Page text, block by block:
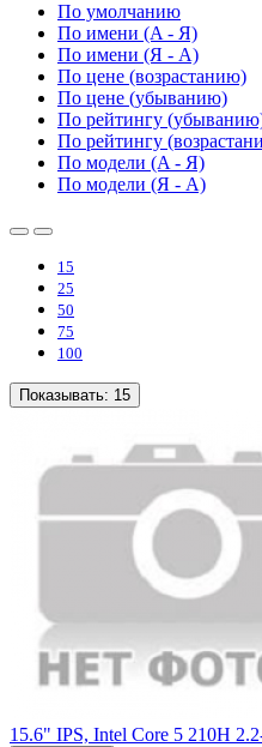
По умолчанию
По имени (A - Я)
По имени (Я - A)
По цене (возрастанию)
По цене (убыванию)
По рейтингу
По рейтингу
По модели (A - Я)
По модели (Я - A)
15
25
50
75
100
Показывать: 15
15.6" IPS, Intel Core 5 210H